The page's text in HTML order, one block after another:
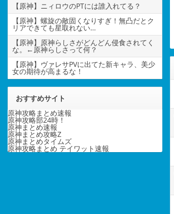
【原神】ニィロウのPTには誰入れてる？
【原神】螺旋の敵固くなりすぎ！無凸だとク
リアできても星取れない…
【原神】原神らしさがどんどん侵食されてく
な。←原神らしさって何？
【原神】ヴァレサPVに出てた新キャラ、美少
女の期待が高まるな！
おすすめサイト
原神攻略まとめ速報
原神攻略部24時！
原神まとめ速報
原神まとめ攻略Z
原神まとめタイムズ
原神攻略まとめ テイワット速報